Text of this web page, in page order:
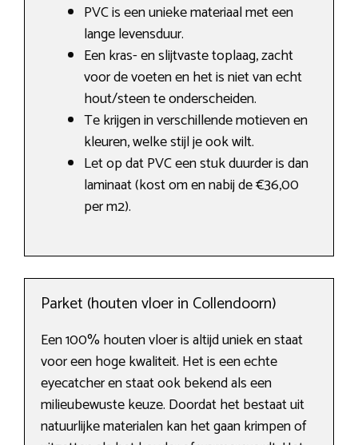
PVC is een unieke materiaal met een
lange levensduur.
Een kras- en slijtvaste toplaag, zacht
voor de voeten en het is niet van echt
hout/steen te onderscheiden.
Te krijgen in verschillende motieven en
kleuren, welke stijl je ook wilt.
Let op dat PVC een stuk duurder is dan
laminaat (kost om en nabij de €36,00
per m2).
Parket (houten vloer in Collendoorn)
Een 100% houten vloer is altijd uniek en staat
voor een hoge kwaliteit. Het is een echte
eyecatcher en staat ook bekend als een
milieubewuste keuze. Doordat het bestaat uit
natuurlijke materialen kan het gaan krimpen of